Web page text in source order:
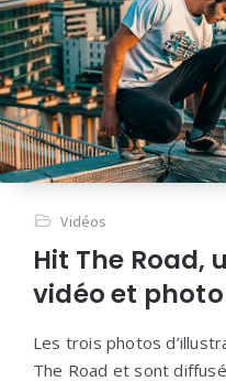
Vidéos
Hit The Road,
vidéo et
Les trois photos
The Road et sont